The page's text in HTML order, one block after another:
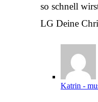
so schnell
LG Deine
Katrin -